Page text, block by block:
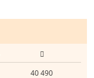
40 490